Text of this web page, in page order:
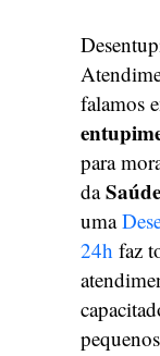
falamos
para
da
uma
24h faz